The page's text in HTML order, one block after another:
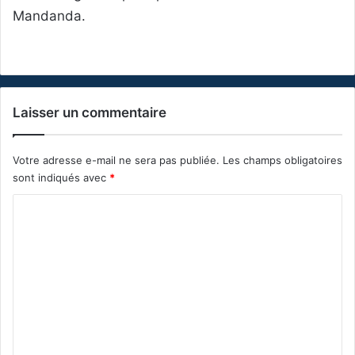
Mandanda.
Laisser un commentaire
Votre adresse e-mail ne sera pas publiée. Les champs obligatoires
sont indiqués avec *